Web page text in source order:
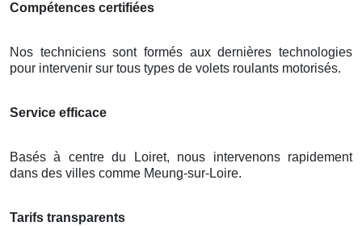
Compétences certifiées
Nos techniciens sont formés aux dernières technologies
pour intervenir sur tous types de volets roulants motorisés.
Service efficace
Basés à centre du Loiret, nous intervenons rapidement
dans des villes comme Meung-sur-Loire.
Tarifs transparents